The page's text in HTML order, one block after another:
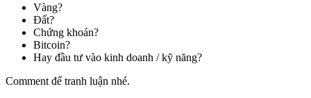
Vàng?
Đất?
Chứng khoán?
Bitcoin?
Hay đầu tư vào kinh doanh / kỹ năng?
Comment để tranh luận nhé.